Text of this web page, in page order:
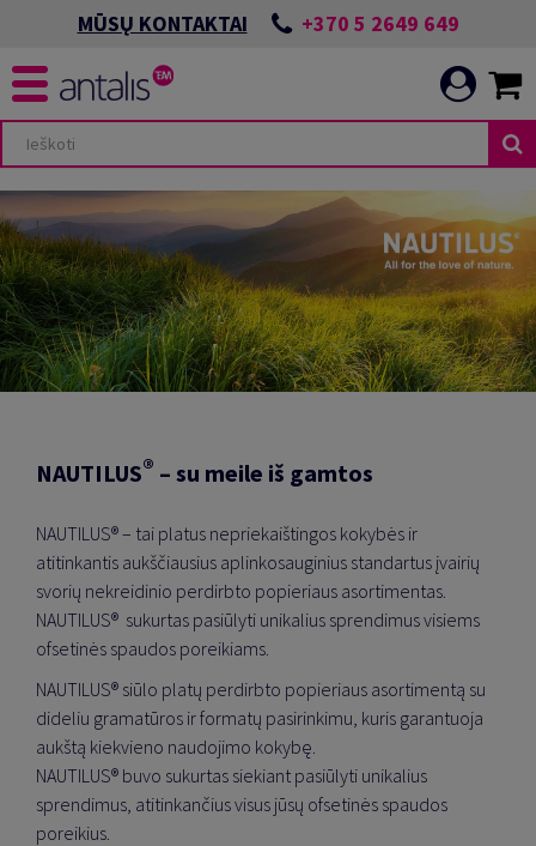
MŪSŲ KONTAKTAI +370 5 2649 649
NAUTILUS® – su meile iš gamtos
NAUTILUS® – tai platus nepriekaištingos kokybės ir
atitinkantis aukščiausius aplinkosauginius standartus įvairių
svorių nekreidinio perdirbto popieriaus asortimentas.
NAUTILUS® sukurtas pasiūlyti unikalius sprendimus visiems
ofsetinės spaudos poreikiams.
NAUTILUS® siūlo platų perdirbto popieriaus asortimentą su
dideliu gramatūros ir formatų pasirinkimu, kuris garantuoja
aukštą kiekvieno naudojimo kokybę.
NAUTILUS® buvo sukurtas siekiant pasiūlyti unikalius
sprendimus, atitinkančius visus jūsų ofsetinės spaudos
poreikius.